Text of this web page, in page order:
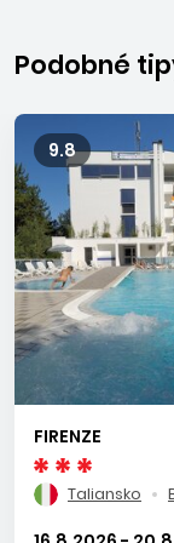
80 km severne od
centrálnej a živej
pokojnej Pinedy a
vysokým
vstupom do
ratolesti. Čistá,
vybavená
barmi, je
cyklistov. V časti
dovolenkovať aj
maznáčikmi.
množstva
môžu zabaviť na
začiatku
Podobné
9.8
FIRENZE
Taliansko